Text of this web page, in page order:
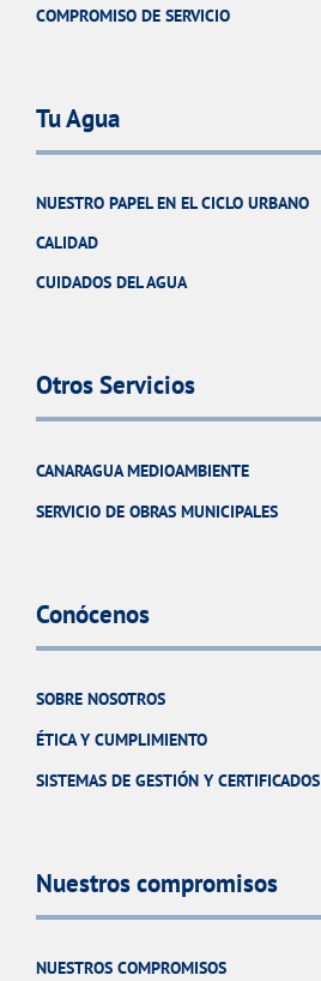
COMPROMISO DE SERVICIO
Tu Agua
NUESTRO PAPEL EN EL CICLO URBANO
CALIDAD
CUIDADOS DEL AGUA
Otros Servicios
CANARAGUA MEDIOAMBIENTE
SERVICIO DE OBRAS MUNICIPALES
Conócenos
SOBRE NOSOTROS
ÉTICA Y CUMPLIMIENTO
SISTEMAS DE GESTIÓN Y CERTIFICADOS
Nuestros compromisos
NUESTROS COMPROMISOS